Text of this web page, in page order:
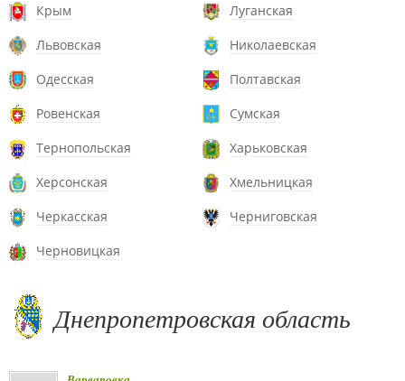
Крым
Луганская
Львовская
Николаевская
Одесская
Полтавская
Ровенская
Сумская
Тернопольская
Харьковская
Херсонская
Хмельницкая
Черкасская
Черниговская
Черновицкая
Днепропетровская область